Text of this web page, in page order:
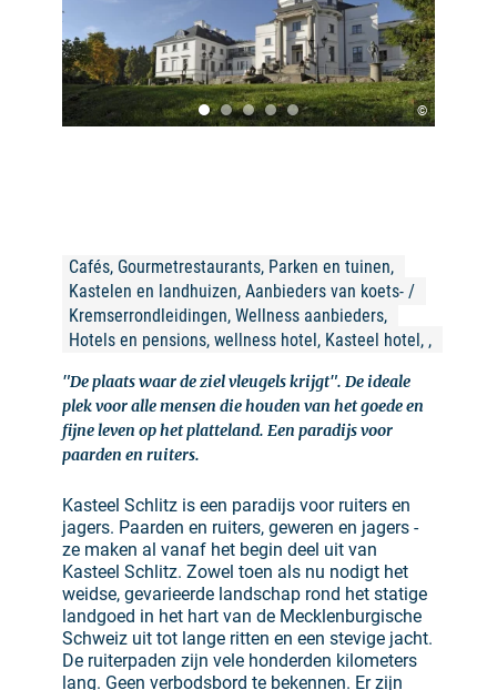
©
Cafés, Gourmetrestaurants, Parken en tuinen,
Kastelen en landhuizen, Aanbieders van koets- /
Kremserrondleidingen, Wellness aanbieders,
Hotels en pensions, wellness hotel, Kasteel hotel, ,
"De plaats waar de ziel vleugels krijgt". De ideale
plek voor alle mensen die houden van het goede en
fijne leven op het platteland. Een paradijs voor
paarden en ruiters.
Kasteel Schlitz is een paradijs voor ruiters en
jagers. Paarden en ruiters, geweren en jagers -
ze maken al vanaf het begin deel uit van
Kasteel Schlitz. Zowel toen als nu nodigt het
weidse, gevarieerde landschap rond het statige
landgoed in het hart van de Mecklenburgische
Schweiz uit tot lange ritten en een stevige jacht.
De ruiterpaden zijn vele honderden kilometers
lang. Geen verbodsbord te bekennen. Er zijn